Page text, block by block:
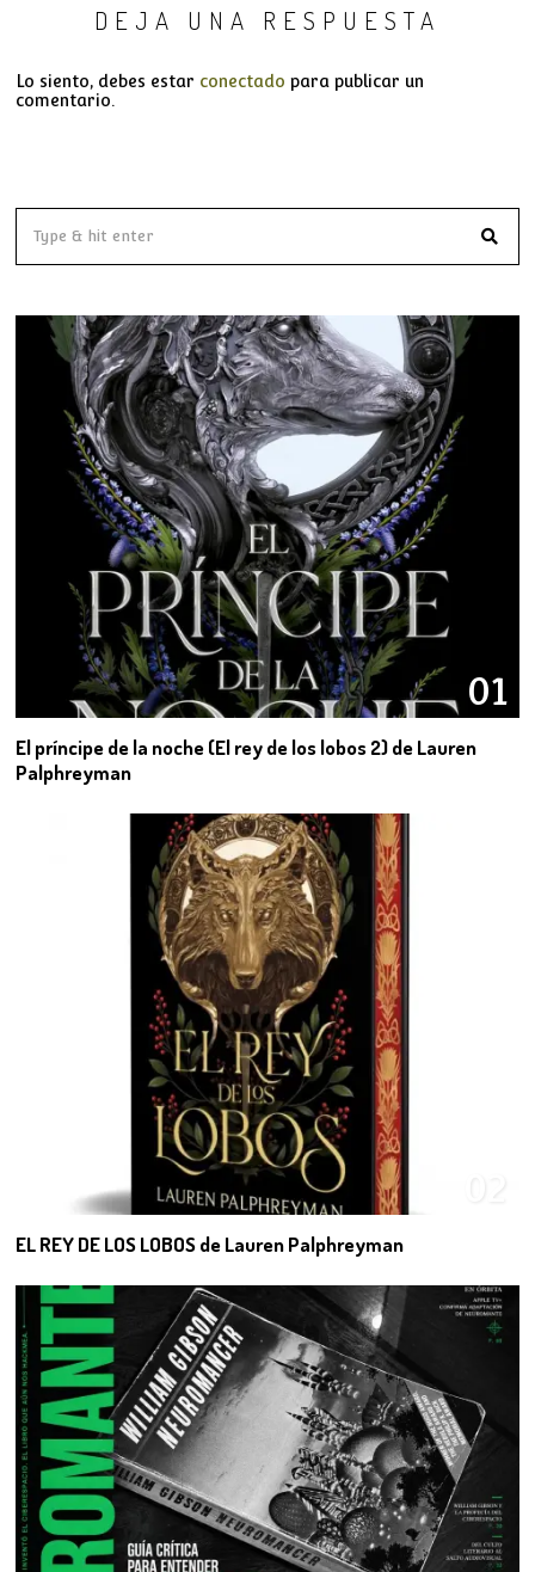
DEJA UNA RESPUESTA
Lo siento, debes estar conectado para publicar un
comentario.
01
El príncipe de la noche (El rey de los lobos 2) de Lauren
Palphreyman
EL REY DE LOS LOBOS de Lauren Palphreyman